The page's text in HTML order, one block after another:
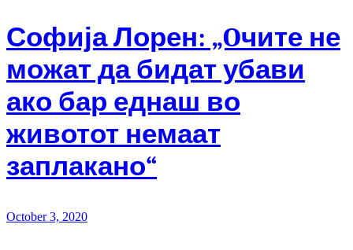
Софија Лорен: „Oчите не
можат да бидат убави
ако бар еднаш во
животот немаат
заплакано“
October 3, 2020